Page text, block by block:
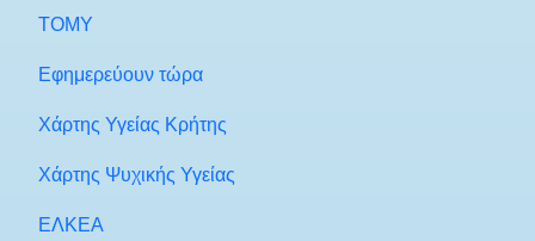
ΤΟΜΥ
Εφημερεύουν τώρα
Χάρτης Υγείας Κρήτης
Χάρτης Ψυχικής Υγείας
ΕΛΚΕΑ